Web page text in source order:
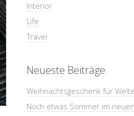
Interior
Life
Travel
Neueste Beiträge
Weihnachtsgeschenk für
Noch etwas Sommer im